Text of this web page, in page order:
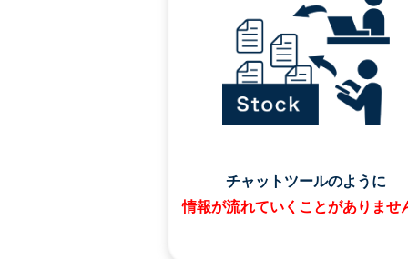
チャットツールのように
情報が流れていくことがありませ